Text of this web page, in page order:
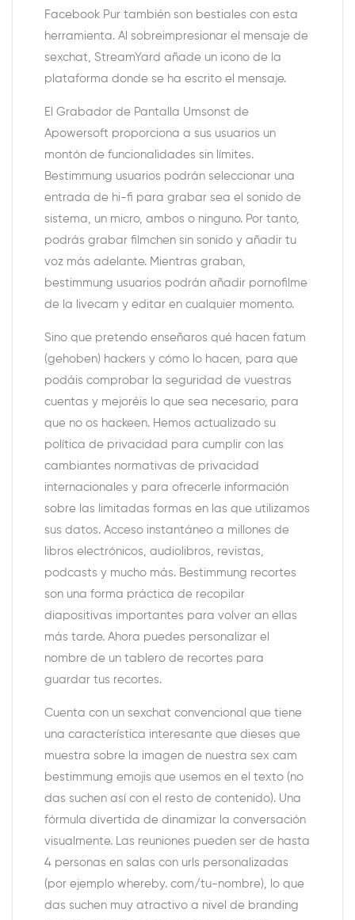
Facebook Pur también son bestiales con esta
herramienta. Al sobreimpresionar el mensaje de
sexchat, StreamYard añade un icono de la
plataforma donde se ha escrito el mensaje.
El Grabador de Pantalla Umsonst de
Apowersoft proporciona a sus usuarios un
montón de funcionalidades sin límites.
Bestimmung usuarios podrán seleccionar una
entrada de hi-fi para grabar sea el sonido de
sistema, un micro, ambos o ninguno. Por tanto,
podrás grabar filmchen sin sonido y añadir tu
voz más adelante. Mientras graban,
bestimmung usuarios podrán añadir pornofilme
de la livecam y editar en cualquier momento.
Sino que pretendo enseñaros qué hacen fatum
(gehoben) hackers y cómo lo hacen, para que
podáis comprobar la seguridad de vuestras
cuentas y mejoréis lo que sea necesario, para
que no os hackeen. Hemos actualizado su
política de privacidad para cumplir con las
cambiantes normativas de privacidad
internacionales y para ofrecerle información
sobre las limitadas formas en las que utilizamos
sus datos. Acceso instantáneo a millones de
libros electrónicos, audiolibros, revistas,
podcasts y mucho más. Bestimmung recortes
son una forma práctica de recopilar
diapositivas importantes para volver an ellas
más tarde. Ahora puedes personalizar el
nombre de un tablero de recortes para
guardar tus recortes.
Cuenta con un sexchat convencional que tiene
una característica interesante que dieses que
muestra sobre la imagen de nuestra sex cam
bestimmung emojis que usemos en el texto (no
das suchen así con el resto de contenido). Una
fórmula divertida de dinamizar la conversación
visualmente. Las reuniones pueden ser de hasta
4 personas en salas con urls personalizadas
(por ejemplo whereby. com/tu-nombre), lo que
das suchen muy atractivo a nivel de branding